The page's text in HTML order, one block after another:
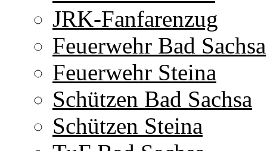
JRK-Fanfarenzug
Feuerwehr Bad Sachsa
Feuerwehr Steina
Schützen Bad Sachsa
Schützen Steina